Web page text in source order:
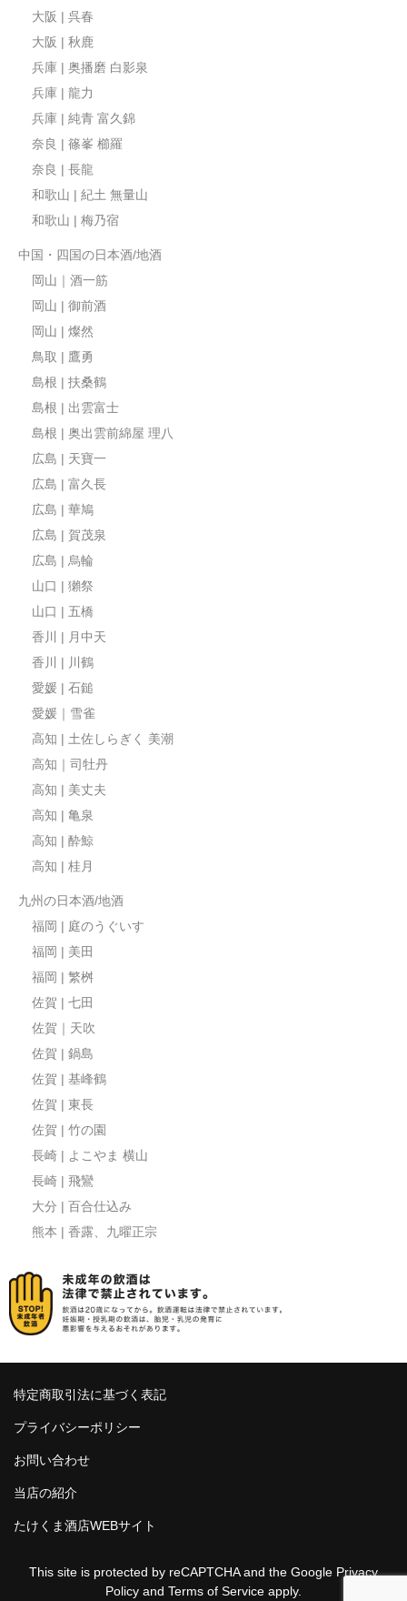
大阪 | 呉春
大阪 | 秋鹿
兵庫 | 奥播磨 白影泉
兵庫 | 龍力
兵庫 | 純青 富久錦
奈良 | 篠峯 櫛羅
奈良 | 長龍
和歌山 | 紀土 無量山
和歌山 | 梅乃宿
中国・四国の日本酒/地酒
岡山｜酒一筋
岡山 | 御前酒
岡山 | 燦然
鳥取 | 鷹勇
島根 | 扶桑鶴
島根 | 出雲富士
島根 | 奥出雲前綿屋 理八
広島 | 天寶一
広島 | 富久長
広島 | 華鳩
広島 | 賀茂泉
広島 | 烏輪
山口 | 獺祭
山口 | 五橋
香川 | 月中天
香川 | 川鶴
愛媛 | 石鎚
愛媛｜雪雀
高知 | 土佐しらぎく 美潮
高知｜司牡丹
高知 | 美丈夫
高知 | 亀泉
高知 | 酔鯨
高知 | 桂月
九州の日本酒/地酒
福岡 | 庭のうぐいす
福岡 | 美田
福岡 | 繁桝
佐賀 | 七田
佐賀｜天吹
佐賀 | 鍋島
佐賀 | 基峰鶴
佐賀 | 東長
佐賀 | 竹の園
長崎 | よこやま 横山
長崎 | 飛鸞
大分 | 百合仕込み
熊本 | 香露、九曜正宗
特定商取引法に基づく表記
プライバシーポリシー
お問い合わせ
当店の紹介
たけくま酒店WEBサイト
This site is protected by reCAPTCHA and the Google Privacy
Policy and Terms of Service apply.